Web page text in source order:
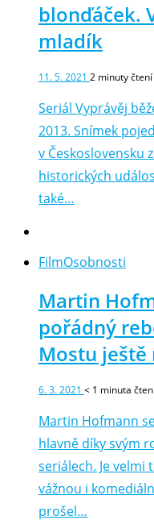
blonďáček.
mladík
11. 5. 2021 2 minuty čtení
Seriál Vyprávěj
2013. Snímek
v Československu
historických
také…
FilmOsobnosti
Martin
pořádný
Mostu ještě
6. 3. 2021 < 1 minuta
Martin Hofmann
hlavně díky svým
seriálech. Je velmi
vážnou i
prošel…